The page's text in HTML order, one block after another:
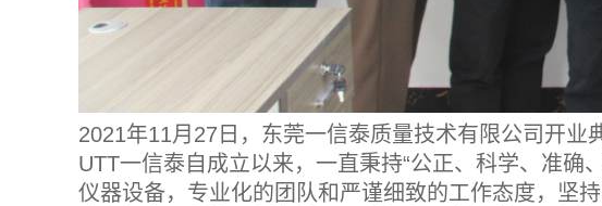
2021年11月27日，东莞一信泰质量技术有限公司开业
UTT一信泰自成立以来，一直秉持“公正、科学、准
仪器设备，专业化的团队和严谨细致的工作态度，坚